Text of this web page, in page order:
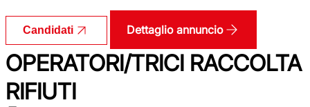
Candidati Dettaglio annuncio
OPERATORI/TRICI RACCOLTA
RIFIUTI